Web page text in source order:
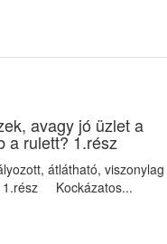
avagy jó üzlet a
a rulett? 1.rész
átlátható, viszonylag
1.rész Kockázatos...